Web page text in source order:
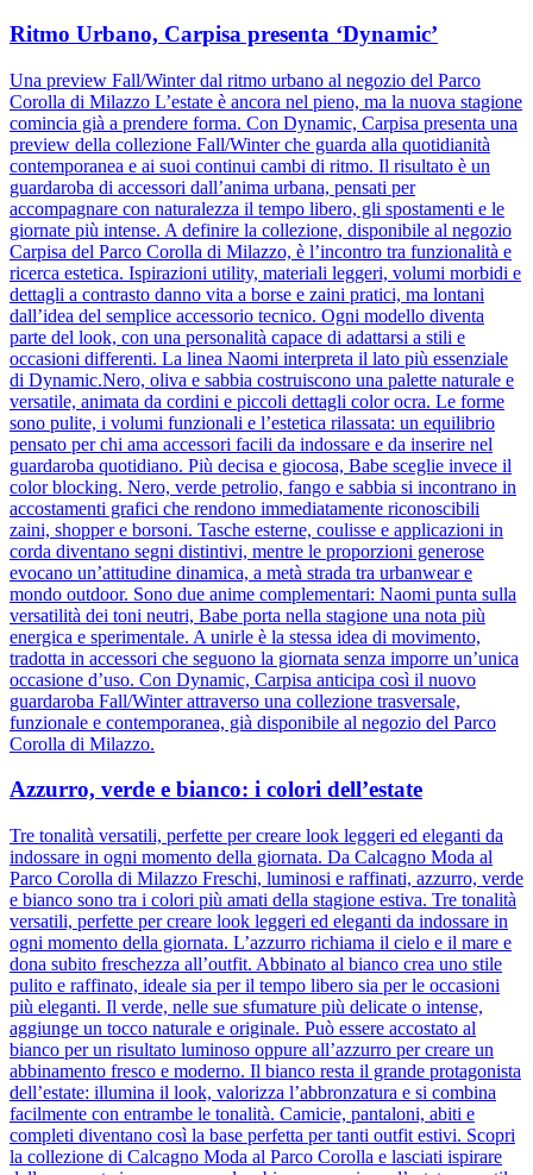
Ritmo Urbano, Carpisa presenta ‘Dynamic’
Una preview Fall/Winter dal ritmo urbano al negozio del Parco
Corolla di Milazzo L’estate è ancora nel pieno, ma la nuova stagione
comincia già a prendere forma. Con Dynamic, Carpisa presenta una
preview della collezione Fall/Winter che guarda alla quotidianità
contemporanea e ai suoi continui cambi di ritmo. Il risultato è un
guardaroba di accessori dall’anima urbana, pensati per
accompagnare con naturalezza il tempo libero, gli spostamenti e le
giornate più intense. A definire la collezione, disponibile al negozio
Carpisa del Parco Corolla di Milazzo, è l’incontro tra funzionalità e
ricerca estetica. Ispirazioni utility, materiali leggeri, volumi morbidi e
dettagli a contrasto danno vita a borse e zaini pratici, ma lontani
dall’idea del semplice accessorio tecnico. Ogni modello diventa
parte del look, con una personalità capace di adattarsi a stili e
occasioni differenti. La linea Naomi interpreta il lato più essenziale
di Dynamic.Nero, oliva e sabbia costruiscono una palette naturale e
versatile, animata da cordini e piccoli dettagli color ocra. Le forme
sono pulite, i volumi funzionali e l’estetica rilassata: un equilibrio
pensato per chi ama accessori facili da indossare e da inserire nel
guardaroba quotidiano. Più decisa e giocosa, Babe sceglie invece il
color blocking. Nero, verde petrolio, fango e sabbia si incontrano in
accostamenti grafici che rendono immediatamente riconoscibili
zaini, shopper e borsoni. Tasche esterne, coulisse e applicazioni in
corda diventano segni distintivi, mentre le proporzioni generose
evocano un’attitudine dinamica, a metà strada tra urbanwear e
mondo outdoor. Sono due anime complementari: Naomi punta sulla
versatilità dei toni neutri, Babe porta nella stagione una nota più
energica e sperimentale. A unirle è la stessa idea di movimento,
tradotta in accessori che seguono la giornata senza imporre un’unica
occasione d’uso. Con Dynamic, Carpisa anticipa così il nuovo
guardaroba Fall/Winter attraverso una collezione trasversale,
funzionale e contemporanea, già disponibile al negozio del Parco
Corolla di Milazzo.
Azzurro, verde e bianco: i colori dell’estate
Tre tonalità versatili, perfette per creare look leggeri ed eleganti da
indossare in ogni momento della giornata. Da Calcagno Moda al
Parco Corolla di Milazzo Freschi, luminosi e raffinati, azzurro, verde
e bianco sono tra i colori più amati della stagione estiva. Tre tonalità
versatili, perfette per creare look leggeri ed eleganti da indossare in
ogni momento della giornata. L’azzurro richiama il cielo e il mare e
dona subito freschezza all’outfit. Abbinato al bianco crea uno stile
pulito e raffinato, ideale sia per il tempo libero sia per le occasioni
più eleganti. Il verde, nelle sue sfumature più delicate o intense,
aggiunge un tocco naturale e originale. Può essere accostato al
bianco per un risultato luminoso oppure all’azzurro per creare un
abbinamento fresco e moderno. Il bianco resta il grande protagonista
dell’estate: illumina il look, valorizza l’abbronzatura e si combina
facilmente con entrambe le tonalità. Camicie, pantaloni, abiti e
completi diventano così la base perfetta per tanti outfit estivi. Scopri
la collezione di Calcagno Moda al Parco Corolla e lasciati ispirare